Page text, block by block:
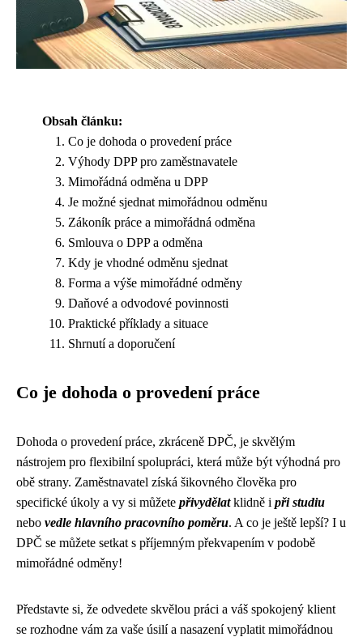
Obsah článku:
Co je dohoda o provedení práce
Výhody DPP pro zaměstnavatele
Mimořádná odměna u DPP
Je možné sjednat mimořádnou odměnu
Zákoník práce a mimořádná odměna
Smlouva o DPP a odměna
Kdy je vhodné odměnu sjednat
Forma a výše mimořádné odměny
Daňové a odvodové povinnosti
Praktické příklady a situace
Shrnutí a doporučení
Co je dohoda o provedení práce
Dohoda o provedení práce, zkráceně DPČ, je skvělým
nástrojem pro flexibilní spolupráci, která může být výhodná pro
obě strany. Zaměstnavatel získá šikovného člověka pro
specifické úkoly a vy si můžete přivydělatklidně i při studiu
nebo vedle hlavního pracovního poměru. A co je ještě lepší? I u
DPČ se můžete setkat s příjemným překvapením v podobě
mimořádné odměny!
Představte si, že odvedete skvělou práci a váš spokojený klient
se rozhodne vám za vaše úsilí a nasazení vyplatit mimořádnou